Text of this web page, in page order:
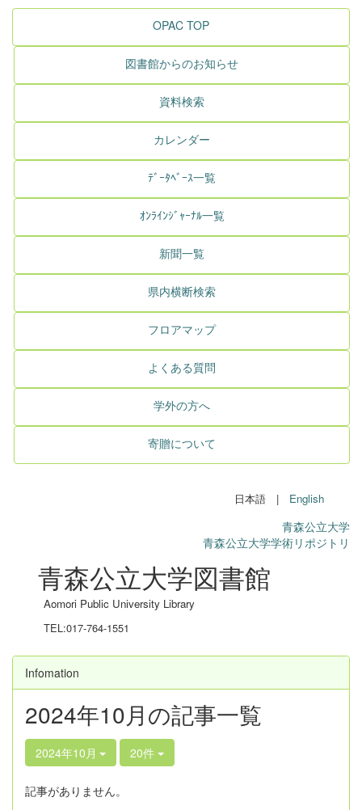
OPAC TOP
図書館からのお知らせ
資料検索
カレンダー
ﾃﾞｰﾀﾍﾞｰｽ一覧
ｵﾝﾗｲﾝｼﾞｬｰﾅﾙ一覧
新聞一覧
県内横断検索
フロアマップ
よくある質問
学外の方へ
寄贈について
日本語 | English
青森公立大学
青森公立大学学術リポジトリ
青森公立大学図書館
Aomori Public University Library
TEL:017-764-1551
Infomation
2024年10月の記事一覧
2024年10月 20件
記事がありません。